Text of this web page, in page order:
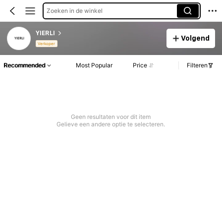
Zoeken in de winkel
YIERLI
Verkoper
Volgend
Recommended Most Popular Price Filteren
Geen resultaten voor dit item
Gelieve een andere optie te selecteren.